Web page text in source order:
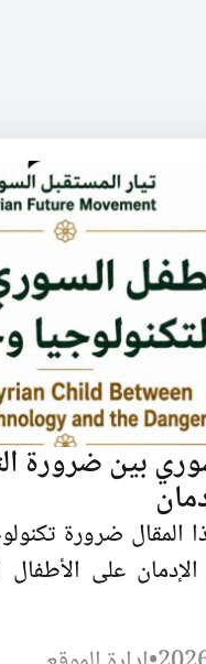
بين ضرورة
ضرورة
على